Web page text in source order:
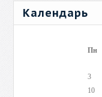
Календарь
Пн
3
10